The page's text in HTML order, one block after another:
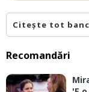
Citește tot
Recomandări